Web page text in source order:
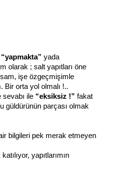
“yapmakta” yada
olarak ; salt yapıtları öne
işe özgeçmişimle
Bir orta yol olmalı !..
sevabı ile “eksiksiz !” fakat
güldürünün parçası olmak
bilgileri pek merak etmeyen
yapıtlarımın